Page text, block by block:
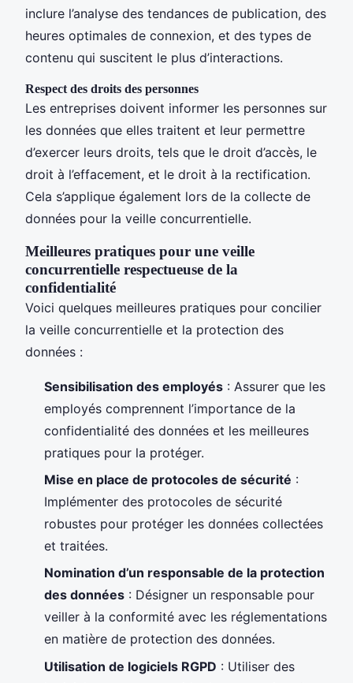
inclure l’analyse des tendances de publication, des
heures optimales de connexion, et des types de
contenu qui suscitent le plus d’interactions.
Respect des droits des personnes
Les entreprises doivent informer les personnes sur
les données que elles traitent et leur permettre
d’exercer leurs droits, tels que le droit d’accès, le
droit à l’effacement, et le droit à la rectification.
Cela s’applique également lors de la collecte de
données pour la veille concurrentielle.
Meilleures pratiques pour une veille
concurrentielle respectueuse de la
confidentialité
Voici quelques meilleures pratiques pour concilier
la veille concurrentielle et la protection des
données :
Sensibilisation des employés : Assurer que les
employés comprennent l’importance de la
confidentialité des données et les meilleures
pratiques pour la protéger.
Mise en place de protocoles de sécurité :
Implémenter des protocoles de sécurité
robustes pour protéger les données collectées
et traitées.
Nomination d’un responsable de la protection
des données : Désigner un responsable pour
veiller à la conformité avec les réglementations
en matière de protection des données.
Utilisation de logiciels RGPD : Utiliser des